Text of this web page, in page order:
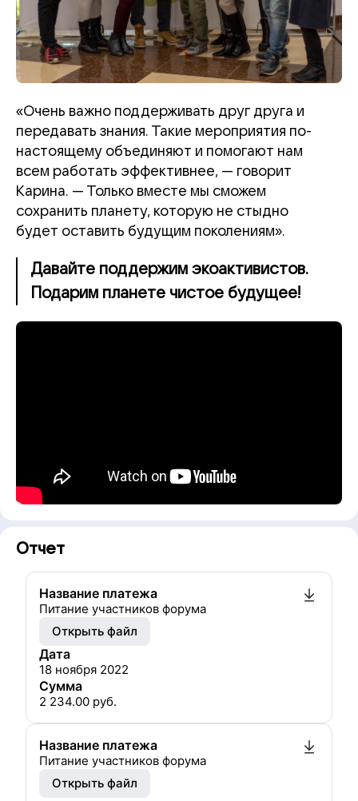
«Очень важно поддерживать друг друга и
передавать знания. Такие мероприятия по-
настоящему объединяют и помогают нам
всем работать эффективнее, — говорит
Карина. — Только вместе мы сможем
сохранить планету, которую не стыдно
будет оставить будущим поколениям».
Давайте поддержим экоактивистов.
Подарим планете чистое будущее!
Отчет
Название платежа
Питание участников форума
Открыть файл
Дата
18 ноября 2022
Сумма
2 234.00 руб.
Название платежа
Питание участников форума
Открыть файл